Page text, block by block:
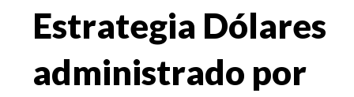
Estrategia Dólares
administrado por